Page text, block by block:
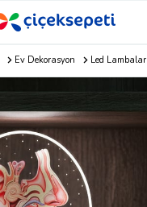
Ev Dekorasyon Led Lambalar